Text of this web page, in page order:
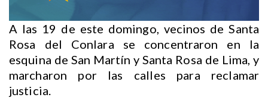
A las 19 de este domingo, vecinos de Santa
Rosa del Conlara se concentraron en la
esquina de San Martín y Santa Rosa de Lima, y
marcharon por las calles para reclamar
justicia.